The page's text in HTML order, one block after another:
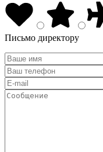
Письмо директору